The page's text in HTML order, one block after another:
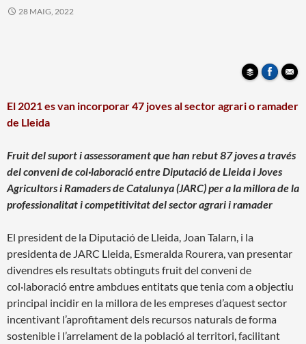
28 MAIG, 2022
El 2021 es van incorporar 47 joves al sector agrari o ramader
de Lleida
Fruit del suport i assessorament que han rebut 87 joves a través
del conveni de col·laboració entreDiputació de Lleida i Joves
Agricultors i Ramaders de Catalunya (JARC) per a la millora de la
professionalitat i competitivitat del sector agrari i ramader
El president de la Diputació de Lleida, Joan Talarn, i la
presidenta de JARC Lleida, Esmeralda Rourera, van presentar
divendres els resultats obtinguts fruit del conveni de
col·laboració entre ambdues entitats que tenia com a objectiu
principal incidir en la millora de les empreses d’aquest sector
incentivant l’aprofitament dels recursos naturals de forma
sostenible i l’arrelament de la població al territori, facilitant